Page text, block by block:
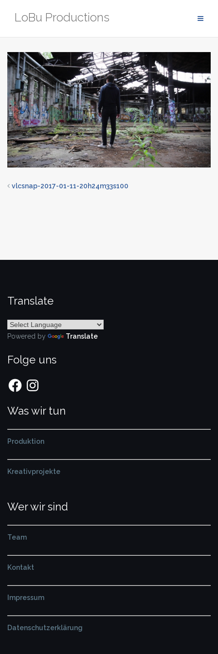
LoBu Productions
vlcsnap-2017-01-11-20h24m33s100
Translate
Powered by Translate
Folge uns
FacebookInstagram
Was wir tun
Produktion
Kreativprojekte
Wer wir sind
Team
Kontakt
Impressum
Datenschutzerklärung